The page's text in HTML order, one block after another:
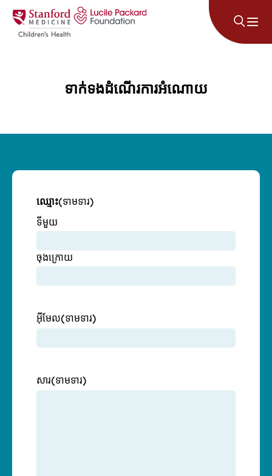
រំលងទៅមាតិកា
ទាក់ទងដំណើរការអំណោយ
ឈ្មោះ(ទាមទារ)
ទីមួយ
ចុងក្រោយ
អ៊ីមែល(ទាមទារ)
សារ(ទាមទារ)